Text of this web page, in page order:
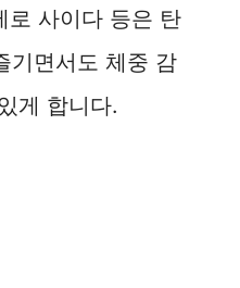
로 사이다 등은 탄
기면서도 체중 감
게 합니다.